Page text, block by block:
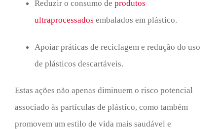
Reduzir o consumo de produtos
ultraprocessados embalados em plástico.
Apoiar práticas de reciclagem e redução do uso
de plásticos descartáveis.
Estas ações não apenas diminuem o risco potencial
associado às partículas de plástico, como também
promovem um estilo de vida mais saudável e